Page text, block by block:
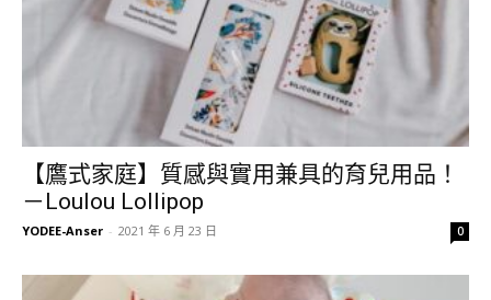
【鷹式家庭】質感與實用兼具的育兒用品！
－Loulou Lollipop
YODEE-Anser - 2021 年 6 月 23 日 0